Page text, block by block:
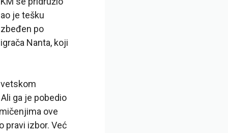
je tešku
po
Nanta, koji
ga je pobedio
ove
pravi izbor. Već